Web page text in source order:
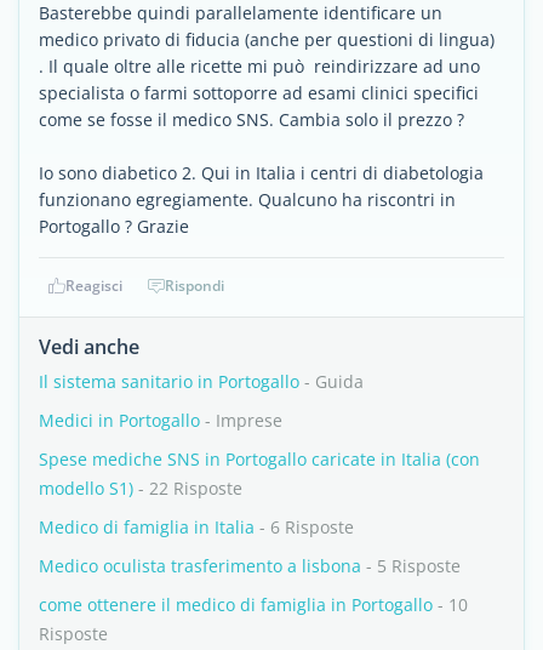
Basterebbe quindi parallelamente identificare un
medico privato di fiducia (anche per questioni di lingua)
. Il quale oltre alle ricette mi può reindirizzare ad uno
specialista o farmi sottoporre ad esami clinici specifici
come se fosse il medico SNS. Cambia solo il prezzo ?
Io sono diabetico 2. Qui in Italia i centri di diabetologia
funzionano egregiamente. Qualcuno ha riscontri in
Portogallo ? Grazie
Reagisci Rispondi
Vedi anche
Il sistema sanitario in Portogallo - Guida
Medici in Portogallo - Imprese
Spese mediche SNS in Portogallo caricate in Italia (con
modello S1) - 22 Risposte
Medico di famiglia in Italia - 6 Risposte
Medico oculista trasferimento a lisbona - 5 Risposte
come ottenere il medico di famiglia in Portogallo - 10
Risposte